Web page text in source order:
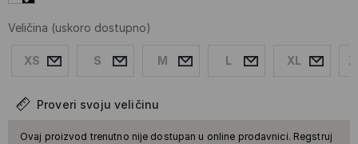
Veličina (uskoro dostupno)
XS S M L XL
Proveri svoju veličinu
Ovaj proizvod trenutno nije dostupan u online prodavnici. Regstruj